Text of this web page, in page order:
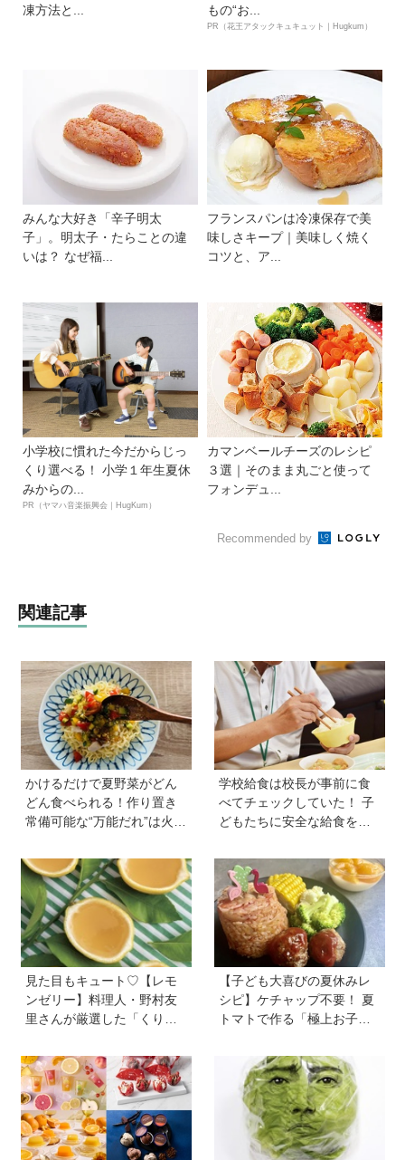
凍方法と...
もの“お...
PR（花王アタックキュキュット｜Hugkum）
みんな大好き「辛子明太
子」。明太子・たらことの違
いは？ なぜ福...
フランスパンは冷凍保存で美
味しさキープ｜美味しく焼く
コツと、ア...
小学校に慣れた今だからじっ
くり選べる！ 小学１年生夏休
みからの...
PR（ヤマハ音楽振興会｜HugKum）
カマンベールチーズのレシピ
３選｜そのまま丸ごと使って
フォンデュ...
Recommended by
関連記事
かけるだけで夏野菜がどん
どん食べられる！作り置き
常備可能な“万能だれ”は火を
修】
学校給食は校長が事前に食
べてチェックしていた！ 子
どもたちに安全な給食を届
た「検食」の現場を取材
見た目もキュート♡【レモ
ンゼリー】料理人・野村友
里さんが厳選した「くり返
から夏にピッタリなレシピ
をピックアップ
【子ども大喜びの夏休みレ
シピ】ケチャップ不要！ 夏
トマトで作る「極上お子様
「おまけゼリー」を料理
家・川上ミホさんが直伝